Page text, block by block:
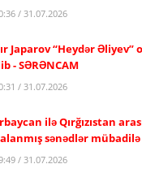
/ 31.07.2026
Japarov “Heydər
- SƏRƏNCAM
/ 31.07.2026
ilə Qırğızıstan
sənədlər
/ 31.07.2026